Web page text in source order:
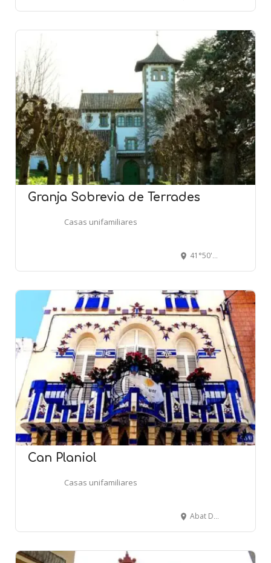
Granja Sobrevia de Terrades
Casas unifamiliares
41°50'41.2"N 2°19'19.2"E (Carretera de Seva a Viladrau, Km, 13,8) - SEVA
Can Planiol
Casas unifamiliares
Abat Deàs, 30 - SANT POL DE MAR